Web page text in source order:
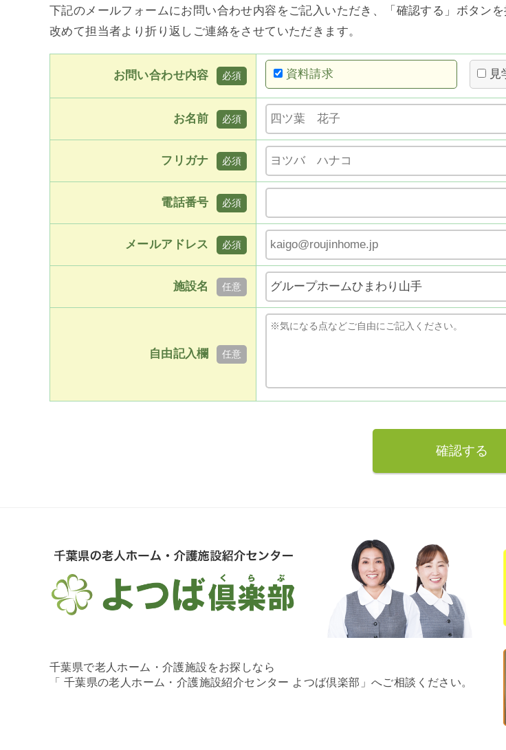
下記のメールフォームにお問い合わせ内容をご記入いただき、「確認する」ボタンを
改めて担当者より折り返しご連絡をさせていただきます。
お問い合わせ内容 資料請求 見
お名前
フリガナ
電話番号
メールアドレス
施設名
自由記入欄
千葉県で老人ホーム・介護施設をお探しなら
「 千葉県の老人ホーム・介護施設紹介センター よつば倶楽部」へご相談ください。